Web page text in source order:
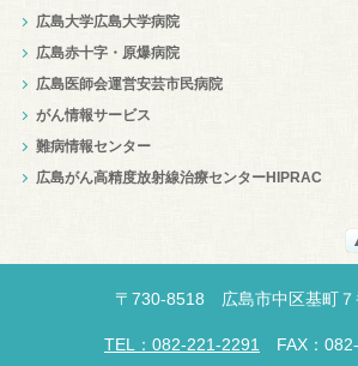
広島大学広島大学病院
広島赤十字・原爆病院
広島医師会運営安芸市民病院
がん情報サービス
難病情報センター
広島がん高精度放射線治療センターHIPRAC
〒 730-8518 広島市中区基町
TEL：082-221-2291 FAX：